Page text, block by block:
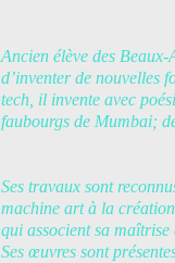
Ancien élève des
d’inventer de nouvelles
tech, il invente avec
faubourgs de Mumbai;
Ses travaux sont
machine art à la
qui associent sa maîtrise
Ses œuvres sont